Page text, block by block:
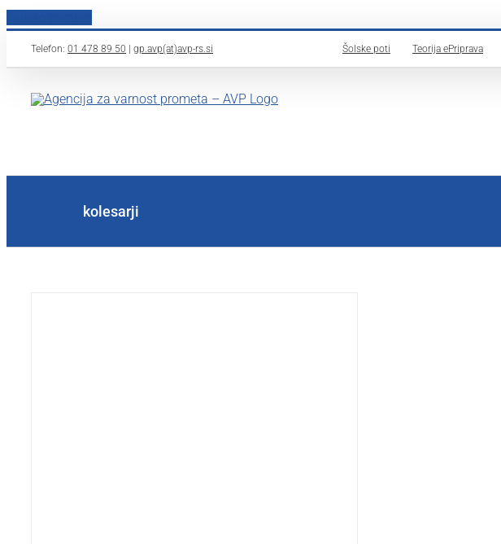
Telefon: 01 478 89 50 gp.avp(at)avp-rs.si Šolske poti Teorija ePriprava
kolesarji